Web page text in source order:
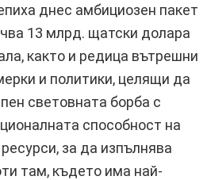
днес амбициозен пакет
13 млрд. щатски долара
както и редица вътрешни
и политики, целящи да
световната борба с
способност на
за да изпълнява
там, където има най-